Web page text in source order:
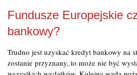
Fundusze Europejskie
bankowy?
Trudno jest uzyskać kredyt bankowy na
zostanie przyznany, to może nie być